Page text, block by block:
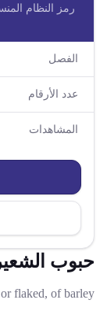
رمز النظام
الفصل
عدد الأرقام
المشاهدات
حبوب
flaked, of barley